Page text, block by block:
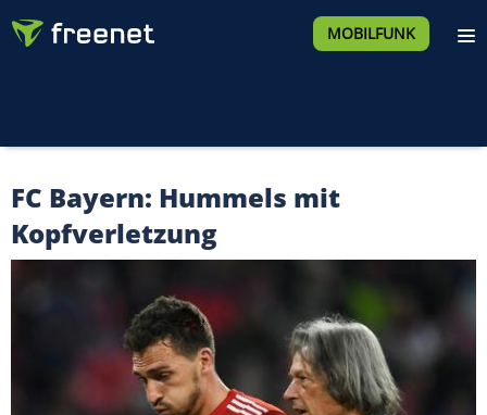
MOBILFUNK
FC Bayern: Hummels mit
Kopfverletzung